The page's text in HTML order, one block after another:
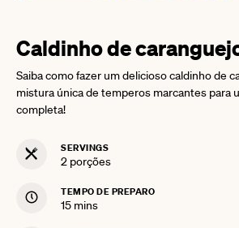
Caldinho de
Saiba como fazer um delicioso caldinho de
mistura única de temperos marcantes para
completa!
SERVINGS
2 porções
TEMPO DE PREPARO
15minutes
mins